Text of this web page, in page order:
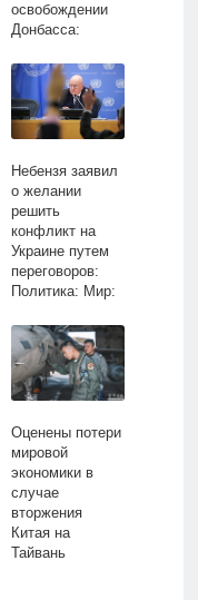
освобождении
Донбасса:
Lenta.ru
Небензя заявил
о желании
решить
конфликт на
Украине путем
переговоров:
Политика: Мир:
Оценены потери
мировой
экономики в
случае
вторжения
Китая на
Тайвань